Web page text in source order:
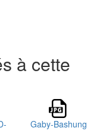
à cette
Gaby-Bashung